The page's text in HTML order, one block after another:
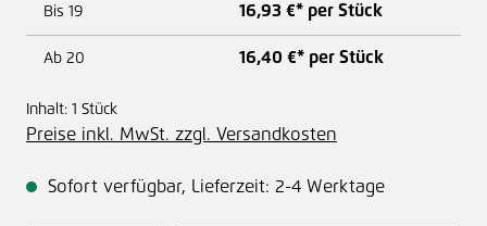
Bis 19 16,93 €* per Stück
Ab 20 16,40 €* per Stück
Inhalt: 1 Stück
Preise inkl. MwSt. zzgl. Versandkosten
Sofort verfügbar, Lieferzeit: 2-4 Werktage